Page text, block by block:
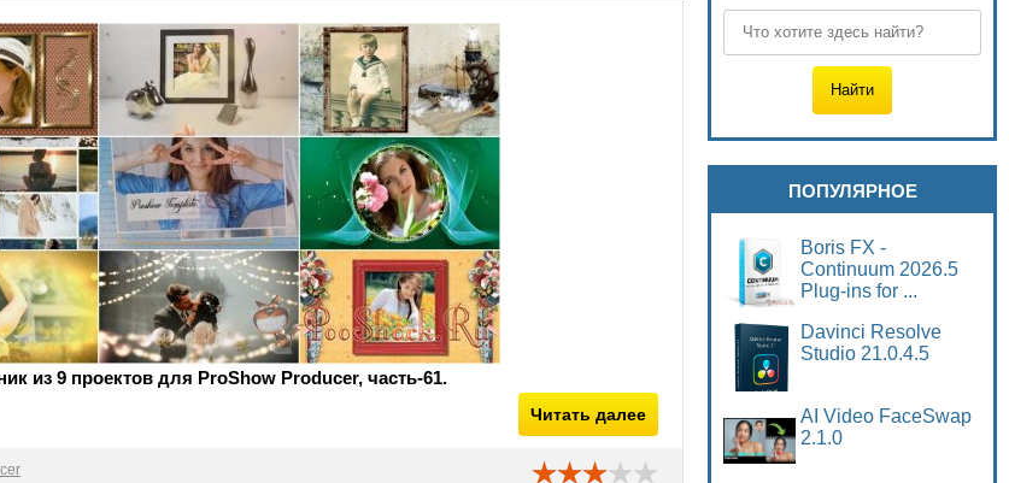
из 9 проектов для ProShow Producer, часть-61.
Читать далее
ПОПУЛЯРНОЕ
Boris FX -
Continuum 2026.5
Plug-ins for ...
Davinci Resolve
Studio 21.0.4.5
AI Video FaceSwap
2.1.0